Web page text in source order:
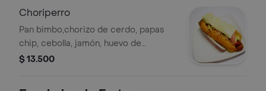
Choriperro
Pan bimbo,chorizo de cerdo, papas
chip, cebolla, jamón, huevo de
codorniz.
$ 13.500